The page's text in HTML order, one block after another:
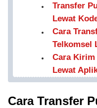
Transfer
Lewat
Cara
Telkomsel
Cara Kirim
Lewat
Cara Transfer